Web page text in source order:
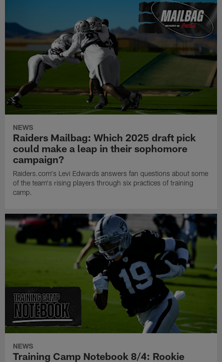
NEWS
Raiders Mailbag: Which 2025 draft pick
could make a leap in their sophomore
campaign?
Raiders.com's Levi Edwards answers fan questions about some
of the team's rising players through six practices of training
camp.
NEWS
Training Camp Notebook 8/4: Rookie